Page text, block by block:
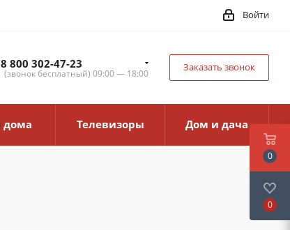
Войти
8 800 302-47-23
(звонок бесплатный) 09:00 — 18:00
Заказать звонок
дома Телевизоры Дом и дача
0
0